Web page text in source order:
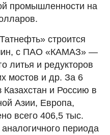
промышленности на
строится
с ПАО «КАМАЗ» —
литья и редукторов
мостов и др. За 6
Казахстан и Россию в
Азии, Европа,
всего 406,5 тыс.
периода